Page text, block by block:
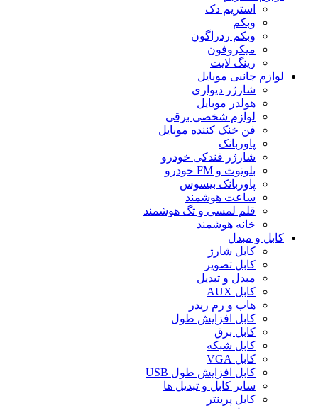
استریم دک
وبکم
وبکم ردراگون
میکروفون
رینگ لایت
لوازم جانبی موبایل
شارژر دیواری
هولدر موبایل
لوازم شخصی برقی
فن خنک کننده موبایل
پاوربانک
شارژر فندکی خودرو
بلوتوث و FM خودرو
پاوربانک بیسوس
ساعت هوشمند
قلم لمسی و تگ هوشمند
خانه هوشمند
کابل و مبدل
کابل شارژ
کابل تصویر
مبدل و تبدیل
کابل AUX
هاب و رم ریدر
کابل افزایش طول
کابل برق
کابل شبکه
کابل VGA
کابل افزایش طول USB
سایر کابل و تبدیل ها
کابل پرینتر
تبدیل تصویر